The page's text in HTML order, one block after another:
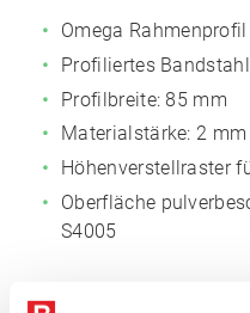
Omega Rahmenprofil
Profiliertes Bandstahl
Profilbreite: 85 mm
Materialstärke: 2 mm
Höhenverstellraster
Oberfläche
S4005
Auflageträger